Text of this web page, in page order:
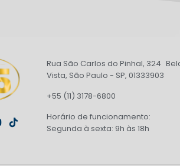
Rua São Carlos do Pinhal, 324
Vista, São Paulo - SP, 01333903
+55 (11) 3178-6800
Horário de funcionamento:
Segunda à sexta: 9h às 18h